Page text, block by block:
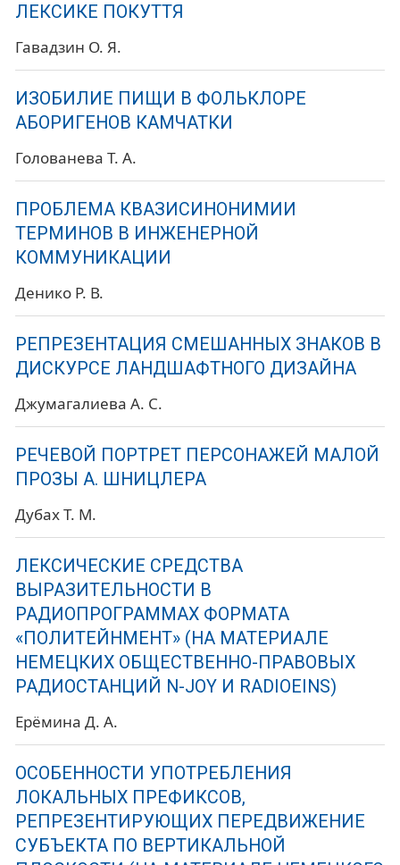
ЛЕКСИКЕ ПОКУТТЯ
Гавадзин О. Я.
ИЗОБИЛИЕ ПИЩИ В ФОЛЬКЛОРЕ
АБОРИГЕНОВ КАМЧАТКИ
Голованева Т. А.
ПРОБЛЕМА КВАЗИСИНОНИМИИ
ТЕРМИНОВ В ИНЖЕНЕРНОЙ
КОММУНИКАЦИИ
Денико Р. В.
РЕПРЕЗЕНТАЦИЯ СМЕШАННЫХ ЗНАКОВ В
ДИСКУРСЕ ЛАНДШАФТНОГО ДИЗАЙНА
Джумагалиева А. С.
РЕЧЕВОЙ ПОРТРЕТ ПЕРСОНАЖЕЙ МАЛОЙ
ПРОЗЫ А. ШНИЦЛЕРА
Дубах Т. М.
ЛЕКСИЧЕСКИЕ СРЕДСТВА
ВЫРАЗИТЕЛЬНОСТИ В
РАДИОПРОГРАММАХ ФОРМАТА
«ПОЛИТЕЙНМЕНТ» (НА МАТЕРИАЛЕ
НЕМЕЦКИХ ОБЩЕСТВЕННО-ПРАВОВЫХ
РАДИОСТАНЦИЙ N-JOY И RADIOEINS)
Ерёмина Д. А.
ОСОБЕННОСТИ УПОТРЕБЛЕНИЯ
ЛОКАЛЬНЫХ ПРЕФИКСОВ,
РЕПРЕЗЕНТИРУЮЩИХ ПЕРЕДВИЖЕНИЕ
СУБЪЕКТА ПО ВЕРТИКАЛЬНОЙ